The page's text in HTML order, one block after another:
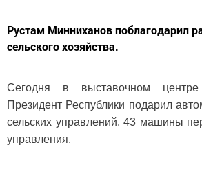
Рустам Минниханов поблагодарил
сельского хозяйства.
Сегодня в выставочном
Президент Республики подарил
сельских управлений. 43 машины
управления.